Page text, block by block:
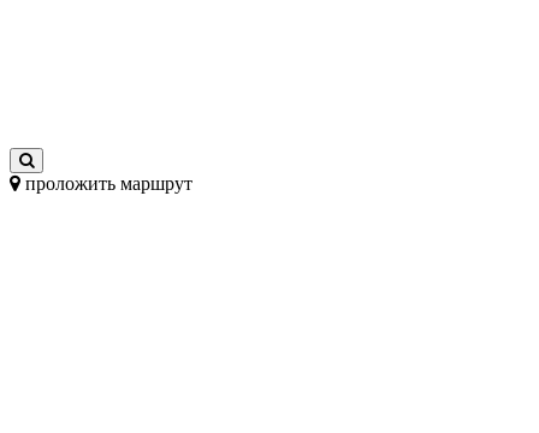
проложить маршрут